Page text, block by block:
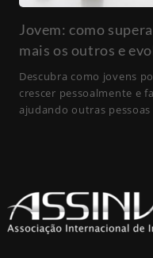
Jovem: como
mais os outros e
Descubra como jovens
crescer pessoalmente e
ajudando outras pessoas